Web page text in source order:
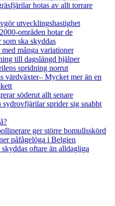
hotas av allt torrare
utvecklingshastighet
områden hotar de
ska skyddas
många variationer
till dagslängd hjälper
spridning norrut
värdväxter– Mycket mer än en
söderut allt senare
sydrovfjärilar sprider sig snabbt
ger större bomullsskörd
påfågelöga i Belgien
oftare än alldagliga